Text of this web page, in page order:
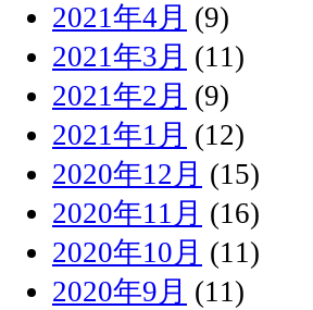
2021年4月 (9)
2021年3月 (11)
2021年2月 (9)
2021年1月 (12)
2020年12月 (15)
2020年11月 (16)
2020年10月 (11)
2020年9月 (11)